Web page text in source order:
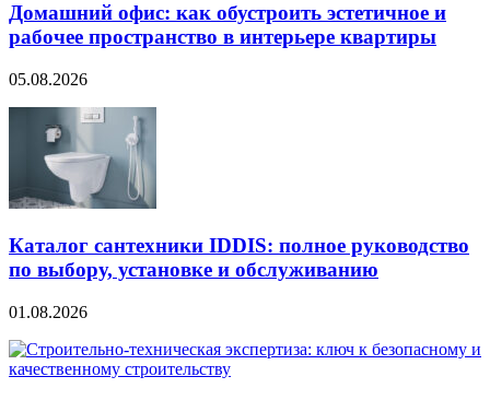
Домашний офис: как обустроить эстетичное и
рабочее пространство в интерьере квартиры
05.08.2026
Каталог сантехники IDDIS: полное руководство
по выбору, установке и обслуживанию
01.08.2026